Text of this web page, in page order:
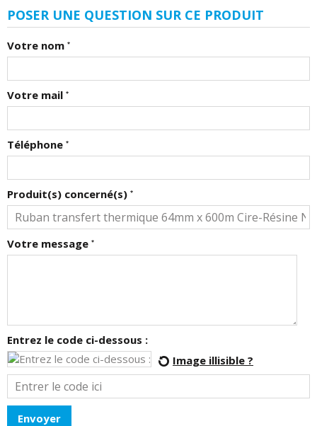
POSER UNE QUESTION SUR CE PRODUIT
Votre nom *
Votre mail *
Téléphone *
Produit(s) concerné(s) *
Votre message *
Entrez le code ci-dessous :
Image illisible ?
Envoyer